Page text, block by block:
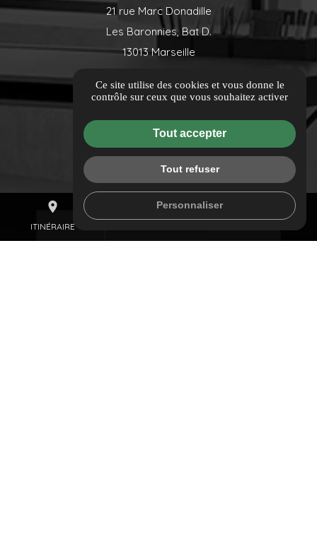
place
ITINÉRAIRE
mail
21 rue Marc Donadille
Les Baronnies, Bat D.
13013 Marseille
04 84 88 51 81
NEWSLETTER
Inscrivez-vous à notre newsletter
Email
Ce site utilise des cookies et vous donne le
contrôle sur ceux que vous souhaitez activer
Tout accepter
Tout refuser
Personnaliser